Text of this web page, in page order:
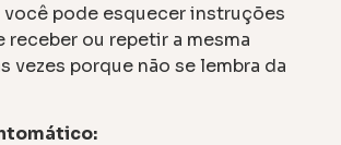
você pode esquecer instruções
receber ou repetir a mesma
vezes porque não se lembra da